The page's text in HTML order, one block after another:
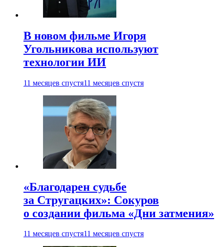
В новом фильме Игоря
Угольникова используют
технологии ИИ
11 месяцев спустя11 месяцев спустя
«Благодарен судьбе
за Стругацких»: Сокуров
о создании фильма «Дни затмения»
11 месяцев спустя11 месяцев спустя